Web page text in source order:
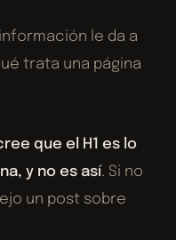
le da a
trata una página
que el H1 es lo
y no es así. Si no
un post sobre